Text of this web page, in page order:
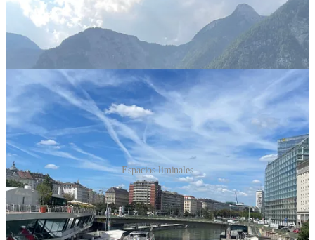
Espacios liminales
En cada transición hay una muerte y un renacimiento.William
Bridges, “Managing Transitions”
Los espacios liminales nos recuerdan algo: la vida es una transición